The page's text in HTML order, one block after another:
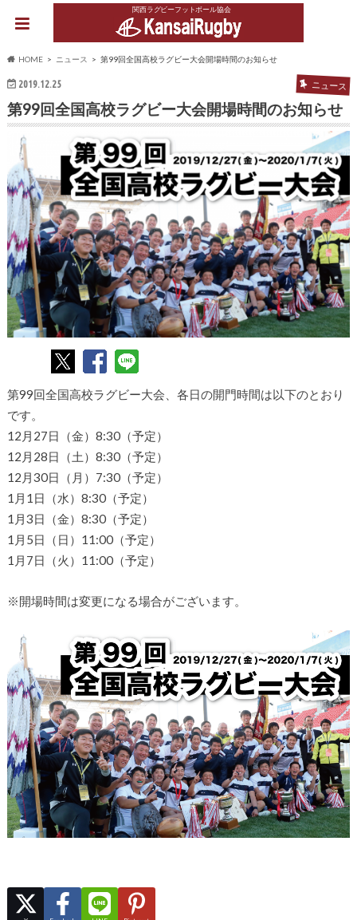
関西ラグビーフットボール協会
HOME ニュース 第99回全国高校ラグビー大会開場時間のお知らせ
2019.12.25 ニュース
第99回全国高校ラグビー大会開場時間のお知らせ
第99回全国高校ラグビー大会、各日の開門時間は以下のとおり
です。
12月27日（金）8:30（予定）
12月28日（土）8:30（予定）
12月30日（月）7:30（予定）
1月1日（水）8:30（予定）
1月3日（金）8:30（予定）
1月5日（日）11:00（予定）
1月7日（火）11:00（予定）
※開場時間は変更になる場合がございます。